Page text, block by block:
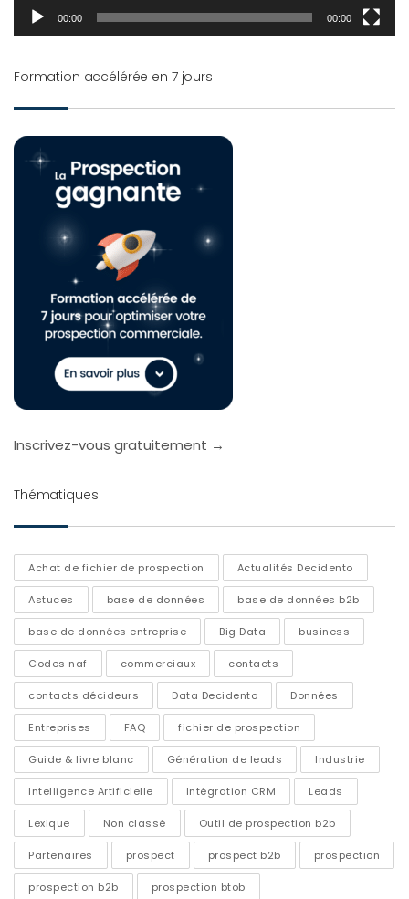
00:00 00:00
Formation accélérée en 7 jours
Inscrivez-vous gratuitement →
Thématiques
Achat de fichier de prospection Actualités Decidento
Astuces base de données base de données b2b
base de données entreprise Big Data business
Codes naf commerciaux contacts
contacts décideurs Data Decidento Données
Entreprises FAQ fichier de prospection
Guide & livre blanc Génération de leads Industrie
Intelligence Artificielle Intégration CRM Leads
Lexique Non classé Outil de prospection b2b
Partenaires prospect prospect b2b prospection
prospection b2b prospection btob